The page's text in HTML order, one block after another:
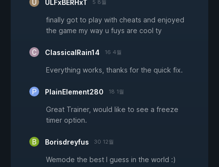
ULFxBERHxT 5 8월
finally got to play with cheats and enjoyed
the game my way u fuys are cool ty
ClassicalRain14 16 4월
Everything works, thanks for the quick fix.
PlainElement280 18 1월
Great Trainer, would like to see a freeze
timer option.
Borisdreyfus 30 12월
Wemode the best I guess in the world :)